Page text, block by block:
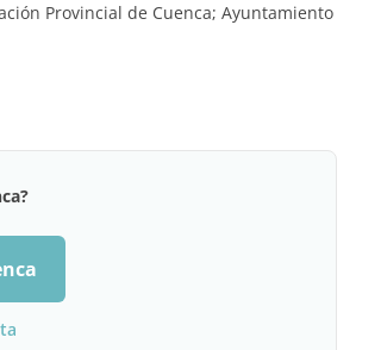
Provincial de Cuenca; Ayuntamiento